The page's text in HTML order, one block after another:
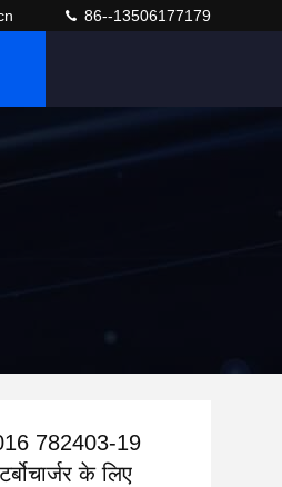
86--13506177179
782403-19
के लिए